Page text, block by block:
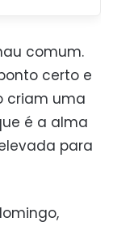
comum.
certo e
criam uma
é a alma
para